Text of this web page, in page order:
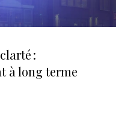
:
à long terme